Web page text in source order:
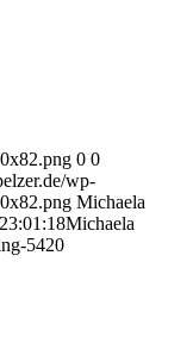
0 0
wp-
Michaela
Michaela
5420